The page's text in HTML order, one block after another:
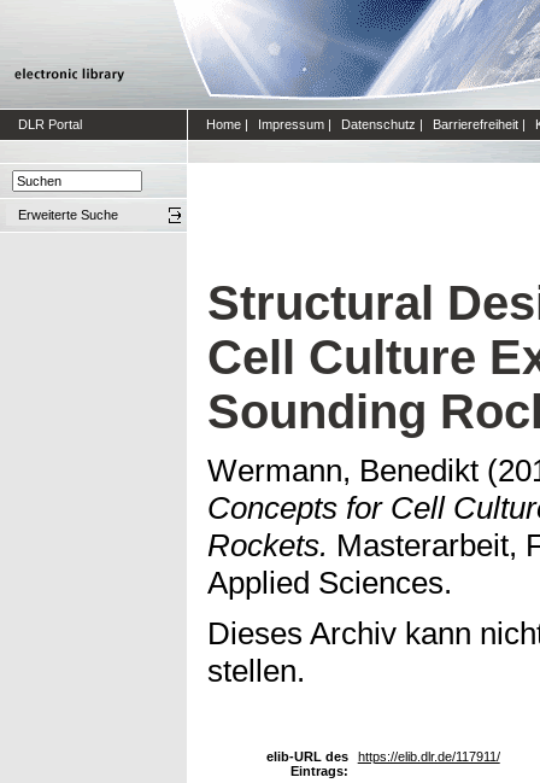
DLR Portal Home | Impressum | Datenschutz | Barrierefreiheit |
Erweiterte Suche
Structural
Cell Culture
Sounding
Wermann, Benedikt
Concepts for Cell
Rockets. Masterarbeit,
Applied Sciences.
Dieses Archiv kann
stellen.
elib-URL des
Eintrags:
https://elib.dlr.de/117911/